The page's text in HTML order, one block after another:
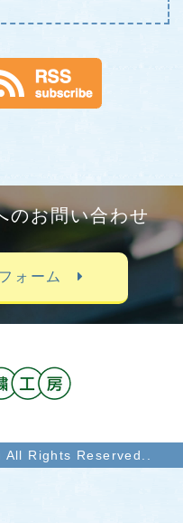
のお問い合わせ
フォーム
Rights Reserved..